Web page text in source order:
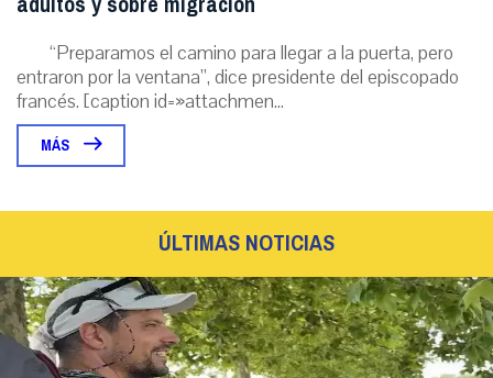
“Preparamos el camino para llegar a la puerta, pero
entraron por la ventana”, dice presidente del episcopado
francés. [caption id=»attachmen...
MÁS
ÚLTIMAS NOTICIAS